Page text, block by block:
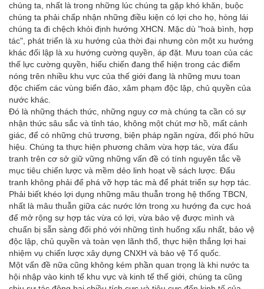
chúng ta, nhất là trong những lúc chúng ta gặp khó khăn, buộc
chúng ta phải chấp nhận những điều kiện có lợi cho họ, hòng lái
chúng ta đi chệch khỏi định hướng XHCN. Mặc dù "hoà bình, hợp
tác", phát triển là xu hướng của thời đại nhưng còn một xu hướng
khác đối lập là xu hướng cường quyền, áp đặt. Mưu toan của các
thế lực cường quyền, hiếu chiến đang thể hiện trong các điểm
nóng trên nhiều khu vực của thế giới đang là những mưu toan
độc chiếm các vùng biển đảo, xâm phạm độc lập, chủ quyền của
nước khác.
Đó là những thách thức, những nguy cơ mà chúng ta cần có sự
nhận thức sâu sắc và tỉnh táo, không một chút mơ hồ, mất cảnh
giác, để có những chủ trương, biện pháp ngăn ngừa, đối phó hữu
hiệu. Chúng ta thực hiện phương châm vừa hợp tác, vừa đấu
tranh trên cơ sở giữ vững những vấn đề có tính nguyên tắc về
mục tiêu chiến lược và mềm dẻo linh hoạt về sách lược. Đấu
tranh không phải để phá vỡ hợp tác mà để phát triển sự hợp tác.
Phải biết khéo lợi dụng những mâu thuẫn trong hệ thống TBCN,
nhất là mâu thuẫn giữa các nước lớn trong xu hướng đa cực hoá
để mở rộng sự hợp tác vừa có lợi, vừa bảo vệ được mình và
chuẩn bị sẵn sàng đối phó với những tình huống xấu nhất, bảo vệ
độc lập, chủ quyền và toàn vẹn lãnh thổ, thực hiện thắng lợi hai
nhiệm vụ chiến lược xây dựng CNXH và bảo vệ Tổ quốc.
Một vấn đề nữa cũng không kém phần quan trọng là khi nước ta
hội nhập vào kinh tế khu vực và kinh tế thế giới, chúng ta cũng